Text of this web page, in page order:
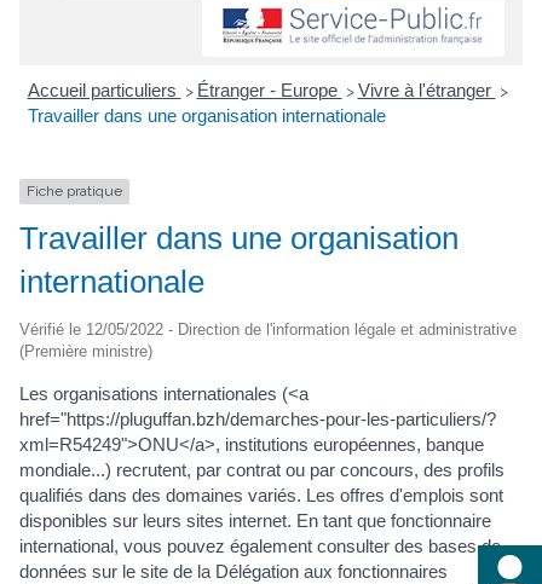
Accueil particuliers > Étranger - Europe > Vivre à l'étranger >
Travailler dans une organisation internationale
Fiche pratique
Travailler dans une organisation
internationale
Vérifié le 12/05/2022 - Direction de l'information légale et administrative
(Première ministre)
Les organisations internationales (<a
href="https://pluguffan.bzh/demarches-pour-les-particuliers/?
xml=R54249">ONU</a>, institutions européennes, banque
mondiale...) recrutent, par contrat ou par concours, des profils
qualifiés dans des domaines variés. Les offres d'emplois sont
disponibles sur leurs sites internet. En tant que fonctionnaire
international, vous pouvez également consulter des bases de
données sur le site de la Délégation aux fonctionnaires